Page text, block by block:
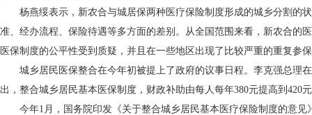
杨燕绥表示，新农合与城居保两种医疗保险制度形成的城乡分割的
准、经办流程、保险待遇等多方面的差别。从全国范围来看，新农合的
医保制度的公平性受到质疑，并且在一些地区出现了比较严重的重复参
城乡居民医保整合在今年初被提上了政府的议事日程。李克强总理
出，整合城乡居民基本医保制度，财政补助由每人每年380元提高到420
今年1月，国务院印发《关于整合城乡居民基本医疗保险制度的意见